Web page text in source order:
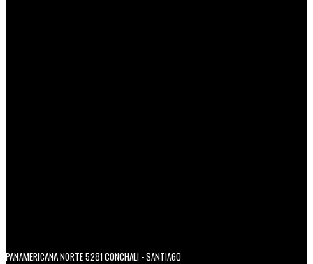
PANAMERICANA NORTE 5281 CONCHALI - SANTIAGO